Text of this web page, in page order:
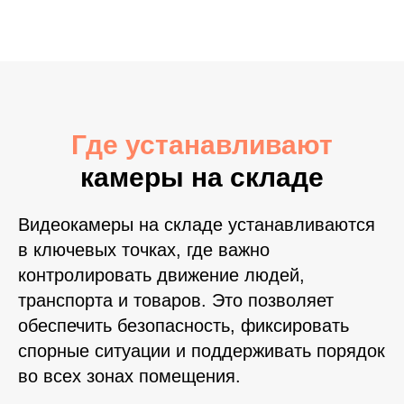
Где устанавливают
камеры на складе
Видеокамеры на складе устанавливаются
в ключевых точках, где важно
контролировать движение людей,
транспорта и товаров. Это позволяет
обеспечить безопасность, фиксировать
спорные ситуации и поддерживать порядок
во всех зонах помещения.